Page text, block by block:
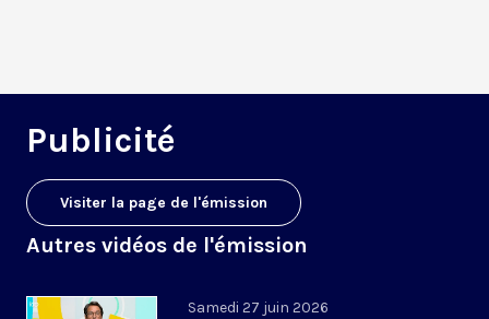
Publicité
Visiter la page de l'émission
Autres vidéos de l'émission
Samedi 27 juin 2026